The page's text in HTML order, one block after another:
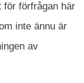
för förfrågan här
inte ännu är
av